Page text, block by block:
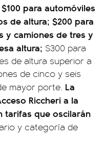
para automóviles
de altura; $200 para
y camiones de tres y
altura; $300 para
de altura superior a
de cinco y seis
mayor porte. La
Riccheri a la
tarifas que oscilarán
y categoría de